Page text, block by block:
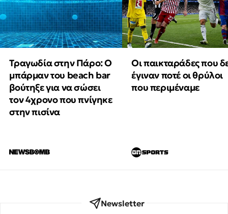
Τραγωδία στην Πάρο: Ο
μπάρμαν του beach bar
βούτηξε για να σώσει
τον 4χρονο που πνίγηκε
στην πισίνα
Οι παικταράδες που
έγιναν ποτέ οι θρύλοι
που περιμέναμε
Newsletter